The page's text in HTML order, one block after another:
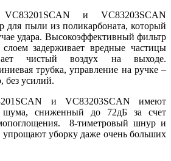
и VC83203SCAN
для пыли из поликарбоната, который
удара. Высокоэффективный фильтр
задерживает вредные частицы
чистый воздух на выходе.
трубка, управление на ручке –
без усилий.
и VC83203SCAN имеют
шума, сниженный до 72дБ за счет
8-тиметровый шнур и
упрощают уборку даже очень больших